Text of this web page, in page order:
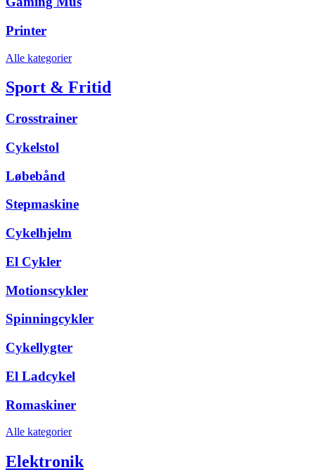
Printer
Alle kategorier
Sport & Fritid
Crosstrainer
Cykelstol
Løbebånd
Stepmaskine
Cykelhjelm
El Cykler
Motionscykler
Spinningcykler
Cykellygter
El Ladcykel
Romaskiner
Alle kategorier
Elektronik